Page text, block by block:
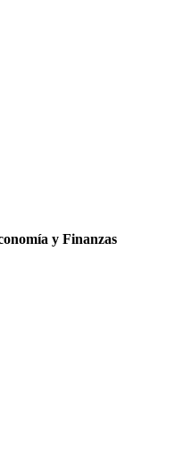
y Finanzas